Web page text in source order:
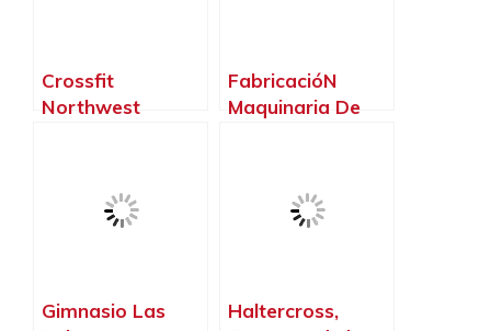
Crossfit
Northwest
FabricacióN
Maquinaria De
Valencia
Gimnasio Las
Haltercross,